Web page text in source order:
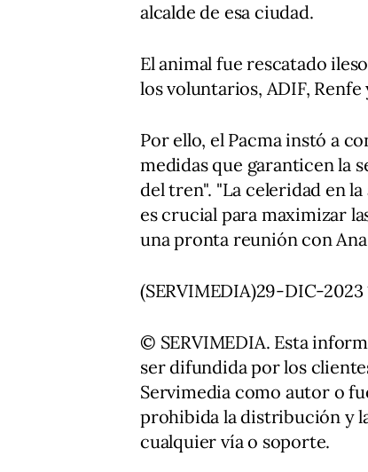
alcalde de esa ciudad.
El animal fue rescatado
los voluntarios, ADIF,
Por ello, el Pacma instó a
medidas que garanticen la
del tren". "La celeridad en
es crucial para maximizar
una pronta reunión con
(SERVIMEDIA)29-DIC-2023
© SERVIMEDIA. Esta
ser difundida por los
Servimedia como autor o
prohibida la distribución y
cualquier vía o soporte.